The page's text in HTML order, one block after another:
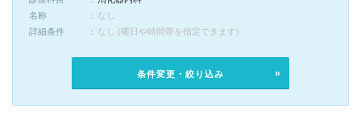
名称
なし
詳細条件
なし (曜日や時間帯を指定できます)
条件変更・絞り込み